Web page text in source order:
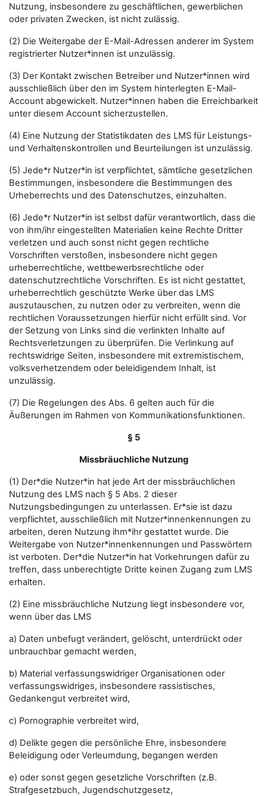
Nutzung, insbesondere zu geschäftlichen, gewerblichen
oder privaten Zwecken, ist nicht zulässig.
(2) Die Weitergabe der E-Mail-Adressen anderer im System
registrierter Nutzer*innen ist unzulässig.
(3) Der Kontakt zwischen Betreiber und Nutzer*innen wird
ausschließlich über den im System hinterlegten E-Mail-
Account abgewickelt. Nutzer*innen haben die Erreichbarkeit
unter diesem Account sicherzustellen.
(4) Eine Nutzung der Statistikdaten des LMS für Leistungs-
und Verhaltenskontrollen und Beurteilungen ist unzulässig.
(5) Jede*r Nutzer*in ist verpflichtet, sämtliche gesetzlichen
Bestimmungen, insbesondere die Bestimmungen des
Urheberrechts und des Datenschutzes, einzuhalten.
(6) Jede*r Nutzer*in ist selbst dafür verantwortlich, dass die
von ihm/ihr eingestellten Materialien keine Rechte Dritter
verletzen und auch sonst nicht gegen rechtliche
Vorschriften verstoßen, insbesondere nicht gegen
urheberrechtliche, wettbewerbsrechtliche oder
datenschutzrechtliche Vorschriften. Es ist nicht gestattet,
urheberrechtlich geschützte Werke über das LMS
auszutauschen, zu nutzen oder zu verbreiten, wenn die
rechtlichen Voraussetzungen hierfür nicht erfüllt sind. Vor
der Setzung von Links sind die verlinkten Inhalte auf
Rechtsverletzungen zu überprüfen. Die Verlinkung auf
rechtswidrige Seiten, insbesondere mit extremistischem,
volksverhetzendem oder beleidigendem Inhalt, ist
unzulässig.
(7) Die Regelungen des Abs. 6 gelten auch für die
Äußerungen im Rahmen von Kommunikationsfunktionen.
§ 5
Missbräuchliche Nutzung
(1) Der*die Nutzer*in hat jede Art der missbräuchlichen
Nutzung des LMS nach § 5 Abs. 2 dieser
Nutzungsbedingungen zu unterlassen. Er*sie ist dazu
verpflichtet, ausschließlich mit Nutzer*innenkennungen zu
arbeiten, deren Nutzung ihm*ihr gestattet wurde. Die
Weitergabe von Nutzer*innenkennungen und Passwörtern
ist verboten. Der*die Nutzer*in hat Vorkehrungen dafür zu
treffen, dass unberechtigte Dritte keinen Zugang zum LMS
erhalten.
(2) Eine missbräuchliche Nutzung liegt insbesondere vor,
wenn über das LMS
a) Daten unbefugt verändert, gelöscht, unterdrückt oder
unbrauchbar gemacht werden,
b) Material verfassungswidriger Organisationen oder
verfassungswidriges, insbesondere rassistisches,
Gedankengut verbreitet wird,
c) Pornographie verbreitet wird,
d) Delikte gegen die persönliche Ehre, insbesondere
Beleidigung oder Verleumdung, begangen werden
e) oder sonst gegen gesetzliche Vorschriften (z.B.
Strafgesetzbuch, Jugendschutzgesetz,